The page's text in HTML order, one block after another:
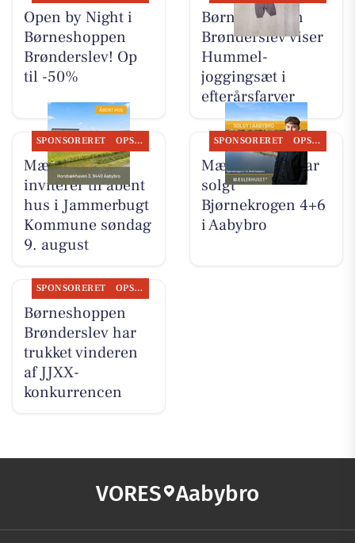
Open by Night i
Børneshoppen
Brønderslev! Op
til -50%
Børneshoppen
Brønderslev viser
Hummel-
joggingsæt i
efterårsfarver
SPONSORERET OPSLAGSTAVLEN
Mæglerhuset
inviterer til åbent
hus i Jammerbugt
Kommune søndag
9. august
SPONSORERET OPSLAGSTAVLEN
Mæglerhuset har
solgt
Bjørnekrogen 4+6
i Aabybro
SPONSORERET OPSLAGSTAVLEN
Børneshoppen
Brønderslev har
trukket vinderen
af JJXX-
konkurrencen
VORES Aabybro